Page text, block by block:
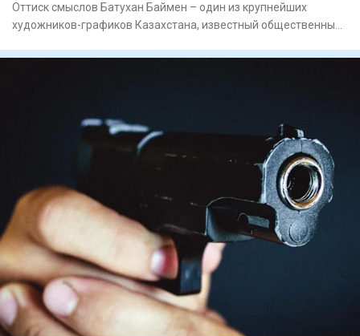
Оттиск смыслов Батухан Баймен – один из крупнейших
художников-графиков Казахстана, известный общественный